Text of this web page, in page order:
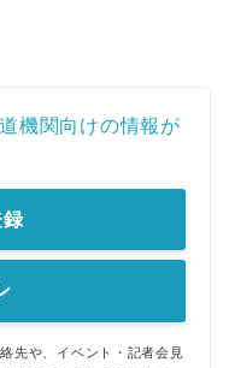
機関向けの情報が
録
先や、イベント・記者会見